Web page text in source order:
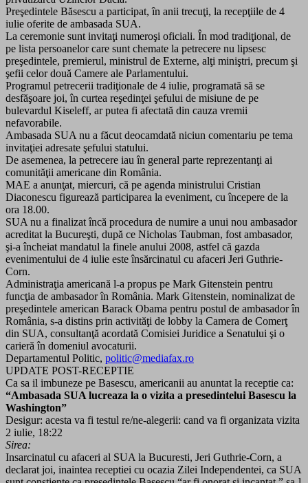
Preşedintele Băsescu a participat, în anii trecuţi, la recepţiile de 4
iulie oferite de ambasada SUA.
La ceremonie sunt invitaţi numeroşi oficiali. În mod tradiţional, de
pe lista persoanelor care sunt chemate la petrecere nu lipsesc
preşedintele, premierul, ministrul de Externe, alţi miniştri, precum şi
şefii celor două Camere ale Parlamentului.
Programul petrecerii tradiţionale de 4 iulie, programată să se
desfăşoare joi, în curtea reşedinţei şefului de misiune de pe
bulevardul Kiseleff, ar putea fi afectată din cauza vremii
nefavorabile.
Ambasada SUA nu a făcut deocamdată niciun comentariu pe tema
invitaţiei adresate şefului statului.
De asemenea, la petrecere iau în general parte reprezentanţi ai
comunităţii americane din România.
MAE a anunţat, miercuri, că pe agenda ministrului Cristian
Diaconescu figurează participarea la eveniment, cu începere de la
ora 18.00.
SUA nu a finalizat încă procedura de numire a unui nou ambasador
acreditat la Bucureşti, după ce Nicholas Taubman, fost ambasador,
şi-a încheiat mandatul la finele anului 2008, astfel că gazda
evenimentului de 4 iulie este însărcinatul cu afaceri Jeri Guthrie-
Corn.
Administraţia americană l-a propus pe Mark Gitenstein pentru
funcţia de ambasador în România. Mark Gitenstein, nominalizat de
preşedintele american Barack Obama pentru postul de ambasador în
România, s-a distins prin activităţi de lobby la Camera de Comerţ
din SUA, consultanţă acordată Comisiei Juridice a Senatului şi o
carieră în domeniul avocaturii.
Departamentul Politic, politic@mediafax.ro
UPDATE POST-RECEPTIE
Ca sa il imbuneze pe Basescu, americanii au anuntat la receptie ca:
“Ambasada SUA lucreaza la o vizita a presedintelui Basescu la
Washington”
Desigur: acesta va fi testul re/ne-alegerii: cand va fi organizata vizita
2 iulie, 18:22
Sirea:
Insarcinatul cu afaceri al SUA la Bucuresti, Jeri Guthrie-Corn, a
declarat joi, inaintea receptiei cu ocazia Zilei Independentei, ca SUA